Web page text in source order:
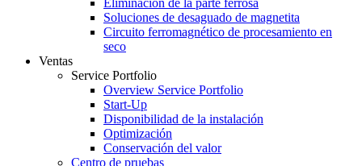
Eliminación de la parte ferrosa
Soluciones de desaguado de magnetita
Circuito ferromagnético de procesamiento en
seco
Ventas
Service Portfolio
Overview Service Portfolio
Start-Up
Disponibilidad de la instalación
Optimización
Conservación del valor
Centro de pruebas